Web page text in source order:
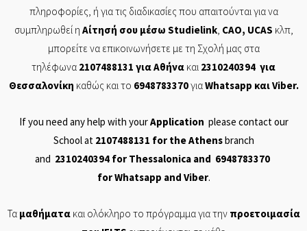
πληροφορίες, ή για τις διαδικασίες που απαιτούνται για να
συμπληρωθεί η Αίτησή σου μέσω Studielink, CAO, UCAS κλπ,
μπορείτε να επικοινωνήσετε με τη Σχολή μας στα
τηλέφωνα 2107488131 για Αθήνα και 2310240394 για
Θεσσαλονίκη καθώς και το 6948783370γιαWhatsapp καιViber.
If you need any help with yourApplication please contact our
School at 2107488131 for the Athensbranch
and 2310240394 for Thessalonica and 6948783370
forWhatsapp and Viber.
Τα μαθήματα και ολόκληρο το πρόγραμμα για την προετοιμασία